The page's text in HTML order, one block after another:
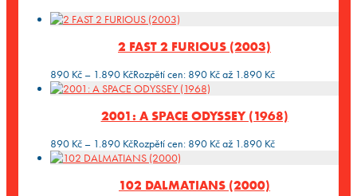
2 FAST 2 FURIOUS (2003)
890 Kč – 1.890 KčRozpětí cen: 890 Kč až 1.890 Kč
2001: A SPACE ODYSSEY (1968)
890 Kč – 1.890 KčRozpětí cen: 890 Kč až 1.890 Kč
102 DALMATIANS (2000)